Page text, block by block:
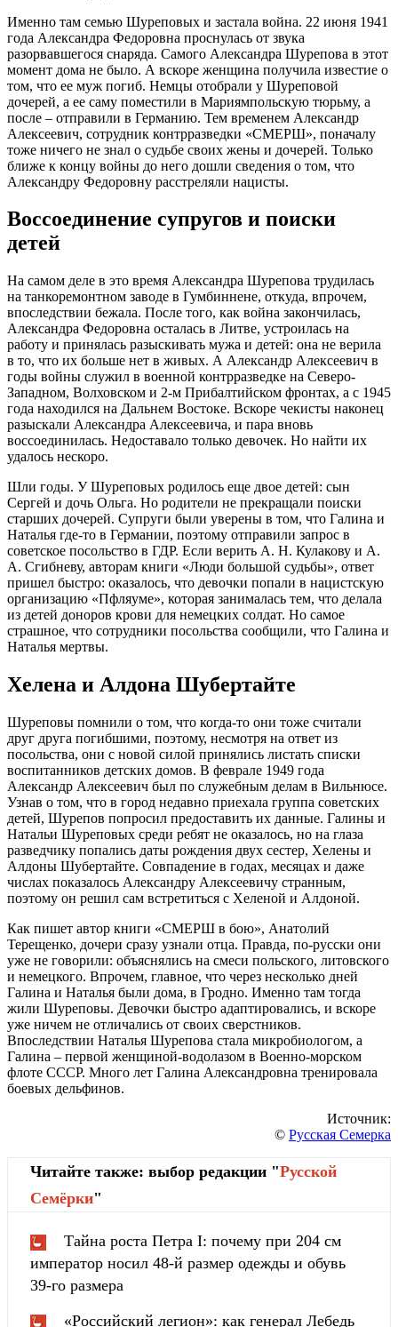
Именно там семью Шуреповых и застала война. 22 июня 1941
года Александра Федоровна проснулась от звука
разорвавшегося снаряда. Самого Александра Шурепова в этот
момент дома не было. А вскоре женщина получила известие о
том, что ее муж погиб. Немцы отобрали у Шуреповой
дочерей, а ее саму поместили в Мариямпольскую тюрьму, а
после – отправили в Германию. Тем временем Александр
Алексеевич, сотрудник контрразведки «СМЕРШ», поначалу
тоже ничего не знал о судьбе своих жены и дочерей. Только
ближе к концу войны до него дошли сведения о том, что
Александру Федоровну расстреляли нацисты.
Воссоединение супругов и поиски
детей
На самом деле в это время Александра Шурепова трудилась
на танкоремонтном заводе в Гумбиннене, откуда, впрочем,
впоследствии бежала. После того, как война закончилась,
Александра Федоровна осталась в Литве, устроилась на
работу и принялась разыскивать мужа и детей: она не верила
в то, что их больше нет в живых. А Александр Алексеевич в
годы войны служил в военной контрразведке на Северо-
Западном, Волховском и 2-м Прибалтийском фронтах, а с 1945
года находился на Дальнем Востоке. Вскоре чекисты наконец
разыскали Александра Алексеевича, и пара вновь
воссоединилась. Недоставало только девочек. Но найти их
удалось нескоро.
Шли годы. У Шуреповых родилось еще двое детей: сын
Сергей и дочь Ольга. Но родители не прекращали поиски
старших дочерей. Супруги были уверены в том, что Галина и
Наталья где-то в Германии, поэтому отправили запрос в
советское посольство в ГДР. Если верить А. Н. Кулакову и А.
А. Сгибневу, авторам книги «Люди большой судьбы», ответ
пришел быстро: оказалось, что девочки попали в нацистскую
организацию «Пфляуме», которая занималась тем, что делала
из детей доноров крови для немецких солдат. Но самое
страшное, что сотрудники посольства сообщили, что Галина и
Наталья мертвы.
Хелена и Алдона Шубертайте
Шуреповы помнили о том, что когда-то они тоже считали
друг друга погибшими, поэтому, несмотря на ответ из
посольства, они с новой силой принялись листать списки
воспитанников детских домов. В феврале 1949 года
Александр Алексеевич был по служебным делам в Вильнюсе.
Узнав о том, что в город недавно приехала группа советских
детей, Шурепов попросил предоставить их данные. Галины и
Натальи Шуреповых среди ребят не оказалось, но на глаза
разведчику попались даты рождения двух сестер, Хелены и
Алдоны Шубертайте. Совпадение в годах, месяцах и даже
числах показалось Александру Алексеевичу странным,
поэтому он решил сам встретиться с Хеленой и Алдоной.
Как пишет автор книги «СМЕРШ в бою», Анатолий
Терещенко, дочери сразу узнали отца. Правда, по-русски они
уже не говорили: объяснялись на смеси польского, литовского
и немецкого. Впрочем, главное, что через несколько дней
Галина и Наталья были дома, в Гродно. Именно там тогда
жили Шуреповы. Девочки быстро адаптировались, и вскоре
уже ничем не отличались от своих сверстников.
Впоследствии Наталья Шурепова стала микробиологом, а
Галина – первой женщиной-водолазом в Военно-морском
флоте СССР. Много лет Галина Александровна тренировала
боевых дельфинов.
Источник:
© Русская Семерка
Читайте также: выбор редакции "Русской
Cемёрки"
Тайна роста Петра I: почему при 204 см
император носил 48-й размер одежды и обувь
39-го размера
«Российский легион»: как генерал Лебедь